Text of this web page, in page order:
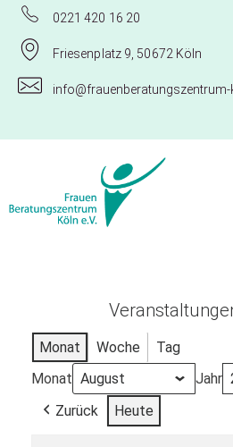
0221 420 16 20
Friesenplatz 9, 50672 Köln
info@frauenberatungszentrum-
Monat Woche
Tag
Monat
Jahr
Zurück
Heute